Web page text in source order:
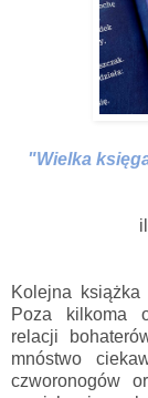
"Wielka
Kolejna
Poza kilkoma
relacji
mnóstwo
czworonogów